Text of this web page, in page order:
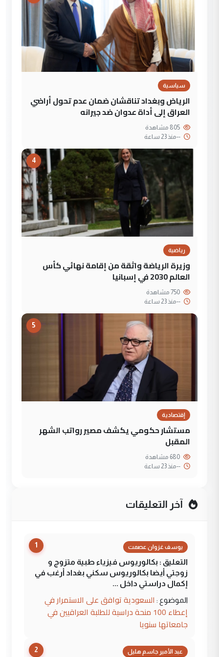
سياسية
الرياض وبغداد تناقشان ضمان عدم تحول أراضي
العراق إلى أداة عدوان ضد جيرانه
--منذ 23 ساعة
4
رياضية
وزيرة الرياضة واثقة من إقامة نهائي كأس
العالم 2030 في إسبانيا
--منذ 23 ساعة
5
إقتصادية
مستشار حكومي يكشف مصير رواتب الشهر
المقبل
--منذ 23 ساعة
آخر التعليقات
1 يوسف غزوان عصمت
التعليق : بكالوريوس فيزياء طبية متزوج و
زوجتي أيضا بكالوريوس سكني بغداد أرغب في
إكمال دراستي داخل ...
الموضوع : السعودية توافق على الاستمرار في
إعطاء 100 منحة دراسية للطلبة العراقيين في
جامعاتها سنويا
2 عبد الأمير جاسم هليل